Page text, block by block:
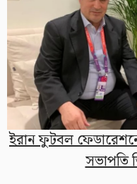
ইরান ফুটবল
সভাপতি